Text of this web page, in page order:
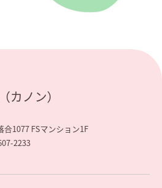
カノン）
1077 FSマンション1F
2233